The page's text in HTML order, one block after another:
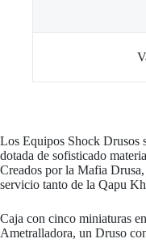
Los Equipos Shock Drusos
dotada de sofisticado
Creados por la Mafia
servicio tanto de la Qapu
Caja con cinco miniaturas
Ametralladora, un Druso